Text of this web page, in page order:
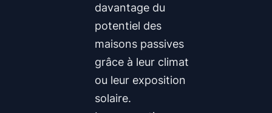
davantage du
potentiel des
maisons passives
grâce à leur climat
ou leur exposition
solaire.